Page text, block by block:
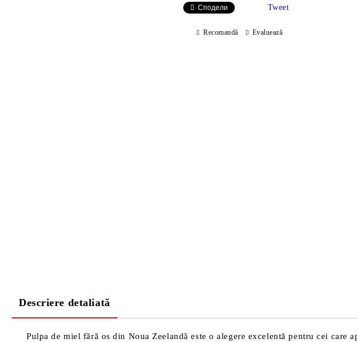
Сподели Tweet
Recomandă Evaluează
Descriere detaliată
Pulpa de miel fără os din Noua Zeelandă este o alegere excelentă pentru cei care